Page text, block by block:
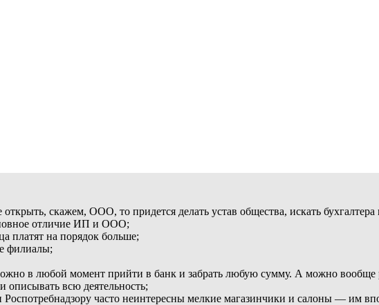
открыть, скажем, ООО, то придется делать устав общества, искать
отличие ИП и ООО;
платят на порядок больше;
филиалы;
в любой момент прийти в банк и забрать любую сумму. А можно вообще
описывать всю деятельность;
часто неинтересны мелкие магазинчики и салоны — им